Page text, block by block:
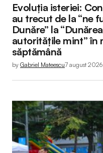
Evoluția isteriei:
au trecut de la “ne
Dunăre” la
autoritățile mint” în
săptămână
by Gabriel Mateescu7 august 2026